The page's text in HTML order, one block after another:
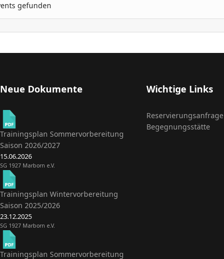
gefunden
Neue Dokumente
Trainingsplan Sommervorbereitung
Saison 2026/2027
15.06.2026
SG 1927 Marborn e.V.
Trainingsplan Wintervorbereitung
Saison 2025/2026
23.12.2025
SG 1927 Marborn e.V.
Trainingsplan Sommervorbereitung
Wichtige Links
Reservierungsanfrage
Begegnungsstätte